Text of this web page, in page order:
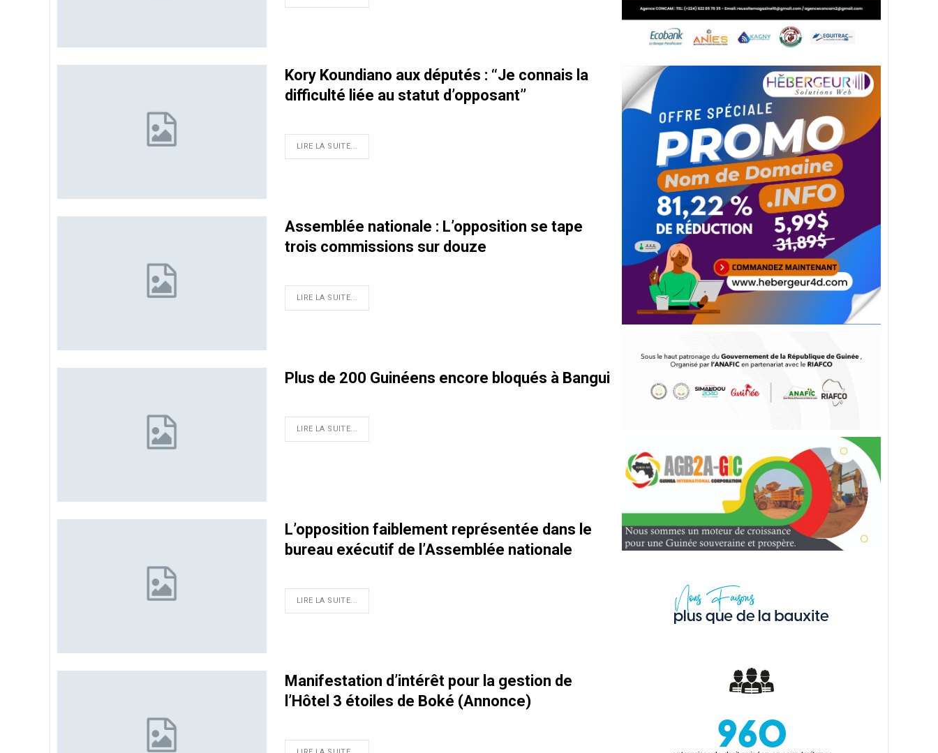
Kory Koundiano aux députés : ‘‘Je connais la
difficulté liée au statut d’opposant’’
LIRE LA SUITE...
Assemblée nationale : L’opposition se tape
trois commissions sur douze
LIRE LA SUITE...
Plus de 200 Guinéens encore bloqués à Bangui
LIRE LA SUITE...
L’opposition faiblement représentée dans le
bureau exécutif de l’Assemblée nationale
LIRE LA SUITE...
Manifestation d’intérêt pour la gestion de
l’Hôtel 3 étoiles de Boké (Annonce)